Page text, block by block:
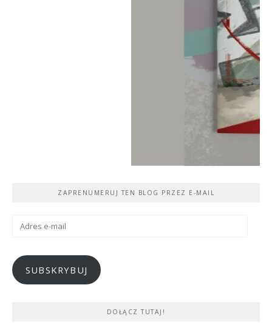
ZAPRENUMERUJ TEN BLOG PRZEZ E-MAIL
Adres
SUBSKRYBUJ
DOŁĄCZ TUTAJ!